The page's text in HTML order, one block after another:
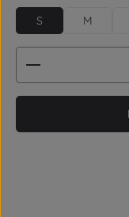
S M
Produkt